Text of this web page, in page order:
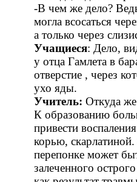
-В чем же дело?
могла всосаться
а только через
Учащиеся: Дело,
у отца Гамлета в
отверстие , через
ухо яды.
Учитель: Откуда же
К образованию
привести
корью,
перепонке может
залеченного